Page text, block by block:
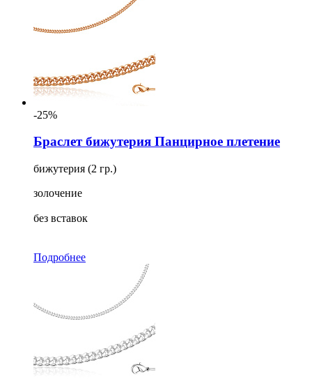
-25%
Браслет бижутерия Панцирное плетение
бижутерия (2 гр.)
золочение
без вставок
Подробнее